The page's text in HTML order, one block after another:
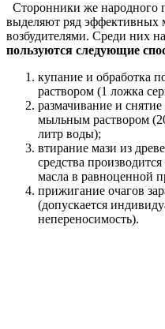
Сторонники же народного
выделяют ряд эффективных
возбудителями. Среди них
пользуются следующие
купание и обработка
раствором (1 ложка
размачивание и
мыльным раствором
литр воды);
втирание мази из
средства
масла в равноценной
прижигание очагов
(допускается
непереносимость).